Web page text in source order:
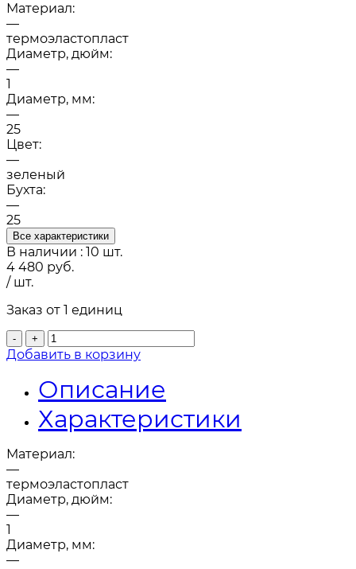
Материал:
—
термоэластопласт
Диаметр, дюйм:
—
1
Диаметр, мм:
—
25
Цвет:
—
зеленый
Бухта:
—
25
Все характеристики
В наличии : 10 шт.
4 480 руб.
/ шт.
Заказ от 1 единиц
- +
Добавить в корзину
Описание
Характеристики
Материал:
—
термоэластопласт
Диаметр, дюйм:
—
1
Диаметр, мм:
—